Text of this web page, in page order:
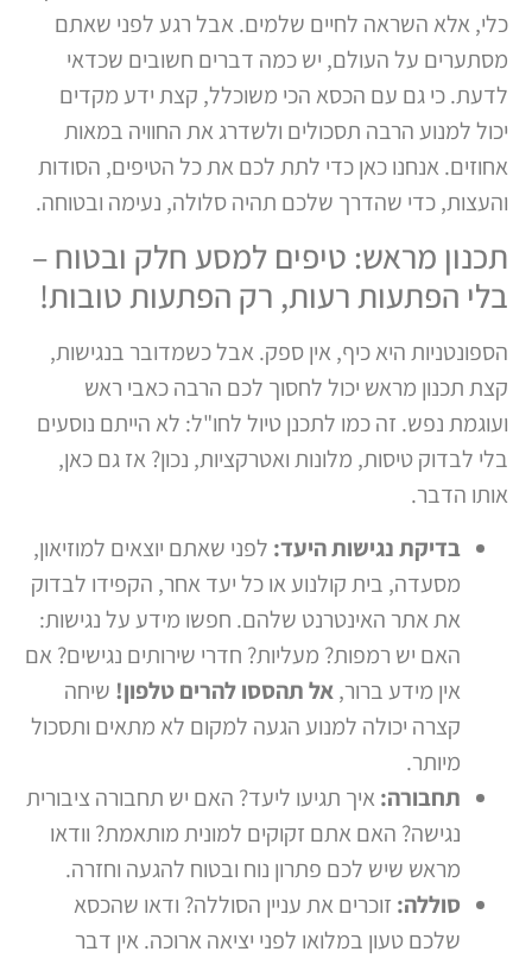
כלי, אלא השראה לחיים שלמים. אבל רגע לפני שאתם
מסתערים על העולם, יש כמה דברים חשובים שכדאי
לדעת. כי גם עם הכסא הכי משוכלל, קצת ידע מקדים
יכול למנוע הרבה תסכולים ולשדרג את החוויה במאות
אחוזים. אנחנו כאן כדי לתת לכם את כל הטיפים, הסודות
והעצות, כדי שהדרך שלכם תהיה סלולה, נעימה ובטוחה.
תכנון מראש: טיפים למסע חלק ובטוח –
בלי הפתעות רעות, רק הפתעות טובות!
הספונטניות היא כיף, אין ספק. אבל כשמדובר בנגישות,
קצת תכנון מראש יכול לחסוך לכם הרבה כאבי ראש
ועוגמת נפש. זה כמו לתכנן טיול לחו"ל: לא הייתם נוסעים
בלי לבדוק טיסות, מלונות ואטרקציות, נכון? אז גם כאן,
אותו הדבר.
בדיקת נגישות היעד:לפני שאתם יוצאים למוזיאון,
מסעדה, בית קולנוע או כל יעד אחר, הקפידו לבדוק
את אתר האינטרנט שלהם. חפשו מידע על נגישות:
האם יש רמפות? מעליות? חדרי שירותים נגישים? אם
אין מידע ברור,אל תהססו להרים טלפון!שיחה
קצרה יכולה למנוע הגעה למקום לא מתאים ותסכול
מיותר.
תחבורה:איך תגיעו ליעד? האם יש תחבורה ציבורית
נגישה? האם אתם זקוקים למונית מותאמת? וודאו
מראש שיש לכם פתרון נוח ובטוח להגעה וחזרה.
סוללה:זוכרים את עניין הסוללה? ודאו שהכסא
שלכם טעון במלואו לפני יציאה ארוכה. אין דבר